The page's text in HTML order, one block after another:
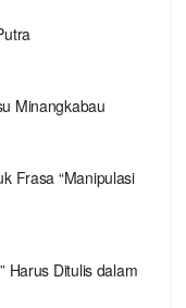
Minangkabau
Frasa “Manipulasi
Harus Ditulis dalam